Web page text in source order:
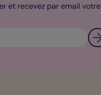
et recevez par email votre